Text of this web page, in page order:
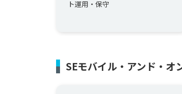
ト運用・保守
SEモバイル・アンド・オ